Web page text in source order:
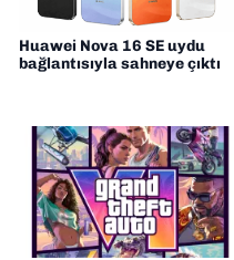
Huawei Nova 16 SE uydu
bağlantısıyla sahneye çıktı